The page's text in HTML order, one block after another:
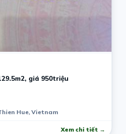
giá 950triệu
Hue, Vietnam
Xem chi tiết →